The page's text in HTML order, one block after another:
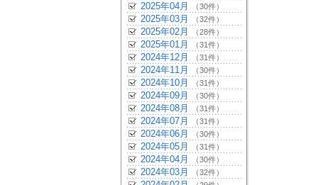
2025年04月 （30件）
2025年03月 （32件）
2025年02月 （28件）
2025年01月 （31件）
2024年12月 （31件）
2024年11月 （30件）
2024年10月 （31件）
2024年09月 （30件）
2024年08月 （31件）
2024年07月 （31件）
2024年06月 （30件）
2024年05月 （31件）
2024年04月 （30件）
2024年03月 （32件）